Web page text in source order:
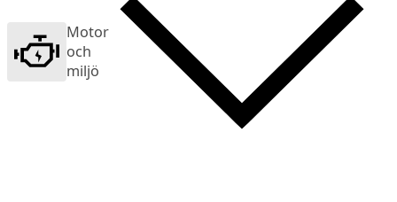
Motor
och
miljö